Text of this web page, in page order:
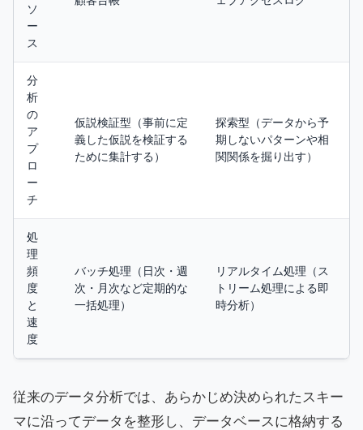
ソ
ー
ス
分
析
の
ア
プ
ロ
ー
チ
仮説検証型（事前に定
義した仮説を検証する
ために集計する）
探索型（データから予
期しないパターンや相
関関係を掘り出す）
処
理
頻
度
と
速
度
バッチ処理（日次・週
次・月次など定期的な
一括処理）
リアルタイム処理（ス
トリーム処理による即
時分析）
従来のデータ分析では、あらかじめ決められたスキー
マに沿ってデータを整形し、データベースに格納する